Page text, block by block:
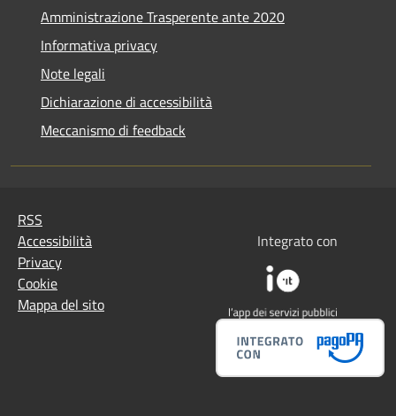
Amministrazione Trasperente ante 2020
Informativa privacy
Note legali
Dichiarazione di accessibilità
Meccanismo di feedback
RSS
Accessibilità
Privacy
Cookie
Mappa del sito
Integrato con